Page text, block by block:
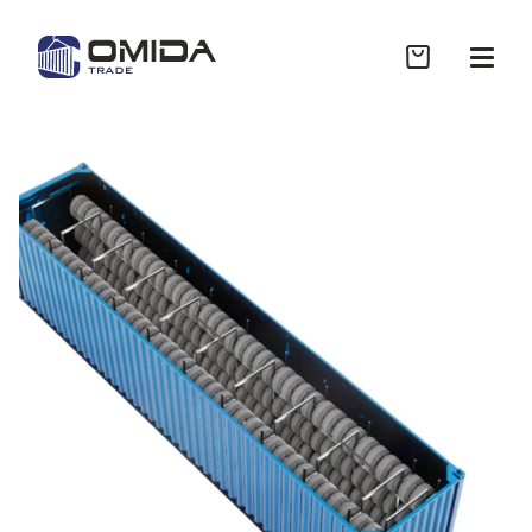
Współpraca B2B
Realizacje